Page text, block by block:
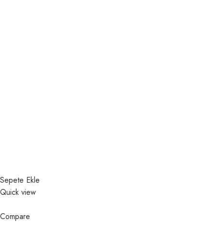
Sepete Ekle
Quick view
Compare